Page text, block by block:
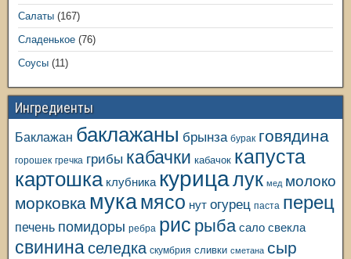
Салаты (167)
Сладенькое (76)
Соусы (11)
Ингредиенты
Баклажан баклажаны брынза бурак говядина
горошек гречка грибы кабачки кабачок капуста
картошка клубника курицалук мед молоко
морковка мукамясо нут огурец паста перец
печень помидоры ребра рис рыба сало свекла
свининаселедка скумбрия сливки сметана сыр